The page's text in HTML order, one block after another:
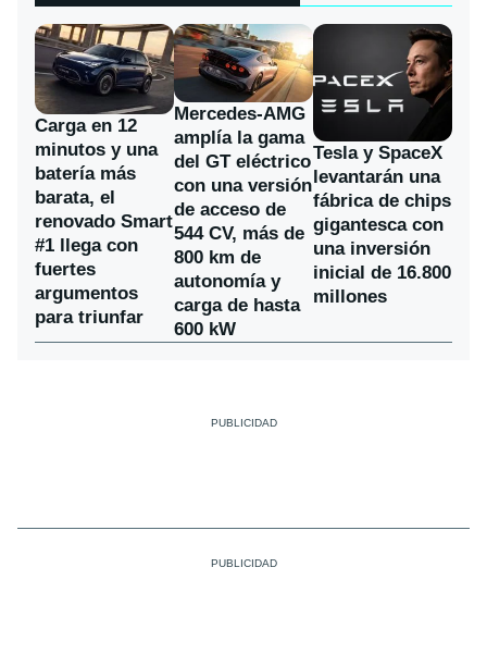
Carga en 12
minutos y una
batería más
barata, el
renovado Smart
#1 llega con
fuertes
argumentos
para triunfar
Mercedes-AMG
amplía la gama
del GT eléctrico
con una versión
de acceso de
544 CV, más de
800 km de
autonomía y
carga de hasta
600 kW
Tesla y SpaceX
levantarán una
fábrica de chips
gigantesca con
una inversión
inicial de 16.800
millones